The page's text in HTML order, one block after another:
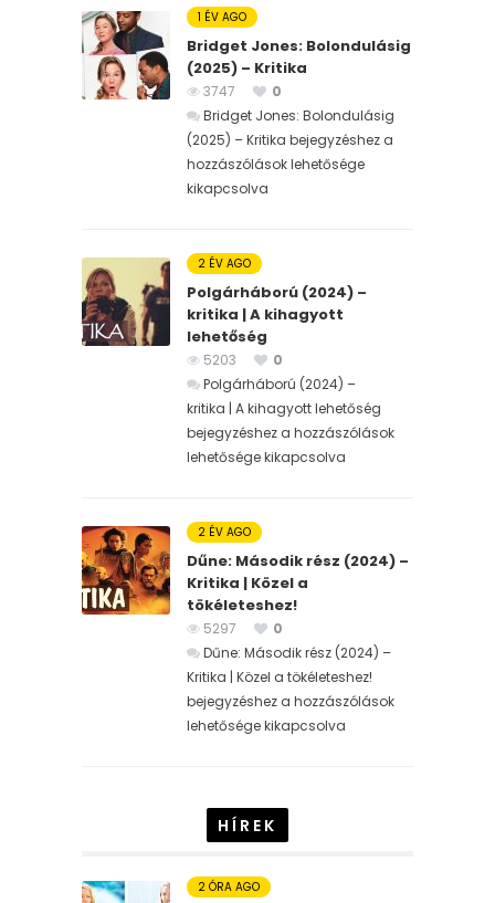
1 ÉV AGO
Bridget Jones: Bolondulásig
(2025) – Kritika
3747
0
Bridget Jones: Bolondulásig
(2025) – Kritika bejegyzéshez a
hozzászólások lehetősége
kikapcsolva
2 ÉV AGO
Polgárháború (2024) –
kritika | A kihagyott
lehetőség
5203
0
Polgárháború (2024) –
kritika | A kihagyott lehetőség
bejegyzéshez a hozzászólások
lehetősége kikapcsolva
2 ÉV AGO
Dűne: Második rész (2024) –
Kritika | Közel a
tökéleteshez!
5297
0
Dűne: Második rész (2024) –
Kritika | Közel a tökéleteshez!
bejegyzéshez a hozzászólások
lehetősége kikapcsolva
HÍREK
2 ÓRA AGO